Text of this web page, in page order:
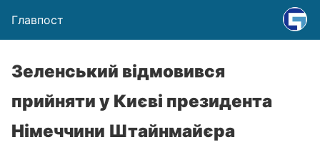
Главпост
Зеленський відмовився
прийняти у Києві президента
Німеччини Штайнмайєра